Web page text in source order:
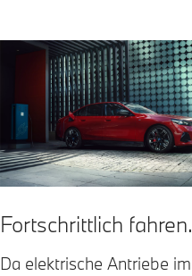
Fortschrittlich fahren.
Da elektrische Antriebe im